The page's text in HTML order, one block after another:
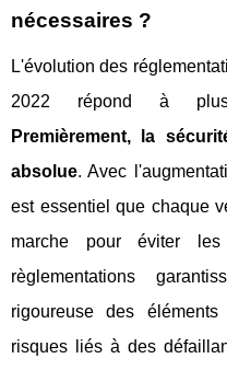
nécessaires ?
L'évolution des
2022 répond à
Premièrement, la
absolue. Avec
est essentiel que chaque
marche pour éviter
règlementations
rigoureuse des
risques liés à des